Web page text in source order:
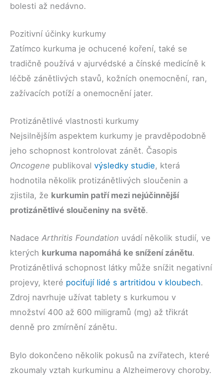
bolesti až nedávno.
Pozitivní účinky kurkumy
Zatímco kurkuma je ochucené koření, také se
tradičně používá v ajurvédské a čínské medicíně k
léčbě zánětlivých stavů, kožních onemocnění, ran,
zažívacích potíží a onemocnění jater.
Protizánětlivé vlastnosti kurkumy
Nejsilnějším aspektem kurkumy je pravděpodobně
jeho schopnost kontrolovat zánět. Časopis
Oncogene publikoval výsledky studie, která
hodnotila několik protizánětlivých sloučenin a
zjistila, že kurkumin patří mezi nejúčinnější
protizánětlivé sloučeniny na světě.
Nadace Arthritis Foundation uvádí několik studií, ve
kterých kurkuma napomáhá ke snížení zánětu.
Protizánětlivá schopnost látky může snížit negativní
projevy, které pociťují lidé s artritidou v kloubech.
Zdroj navrhuje užívat tablety s kurkumou v
množství 400 až 600 miligramů (mg) až třikrát
denně pro zmírnění zánětu.
Bylo dokončeno několik pokusů na zvířatech, které
zkoumaly vztah kurkuminu a Alzheimerovy choroby.